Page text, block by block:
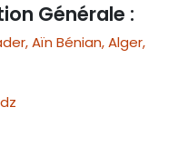
Générale :
Aïn Bénian, Alger,